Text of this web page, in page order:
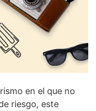
en el que no
riesgo, este